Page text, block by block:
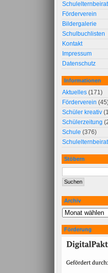
Schulelternbeirat
Förderverein
Bildergalerie
Schulbuchlisten
Kontakt
Impressum
Datenschutz
Informationen
Aktuelles (171)
Förderverein
Schüler kreativ
Schülerzeitung
Schule (376)
Schulelternbeirat
Stöbern
Archiv
Förderung